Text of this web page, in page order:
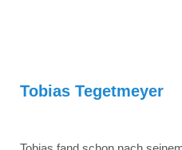
Tobias Tegetmeyer